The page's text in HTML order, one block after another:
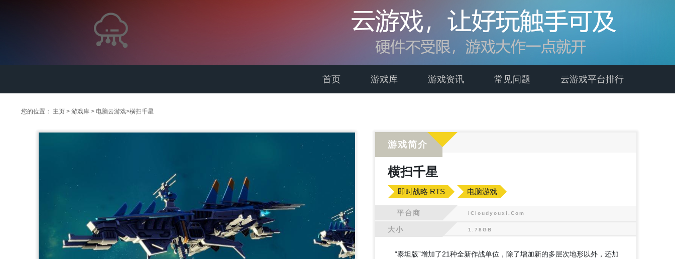
首页 游戏库 游戏资讯 常见问题 云游戏平台排行
您的位置： 主页 > 游戏库 > 电脑云游戏>横扫千星
游戏简介
横扫千星
即时战略 RTS 电脑游戏
平台商
大小
“泰坦版”增加了21种全新作战单位，除了增加新的多层次地形以外，还加